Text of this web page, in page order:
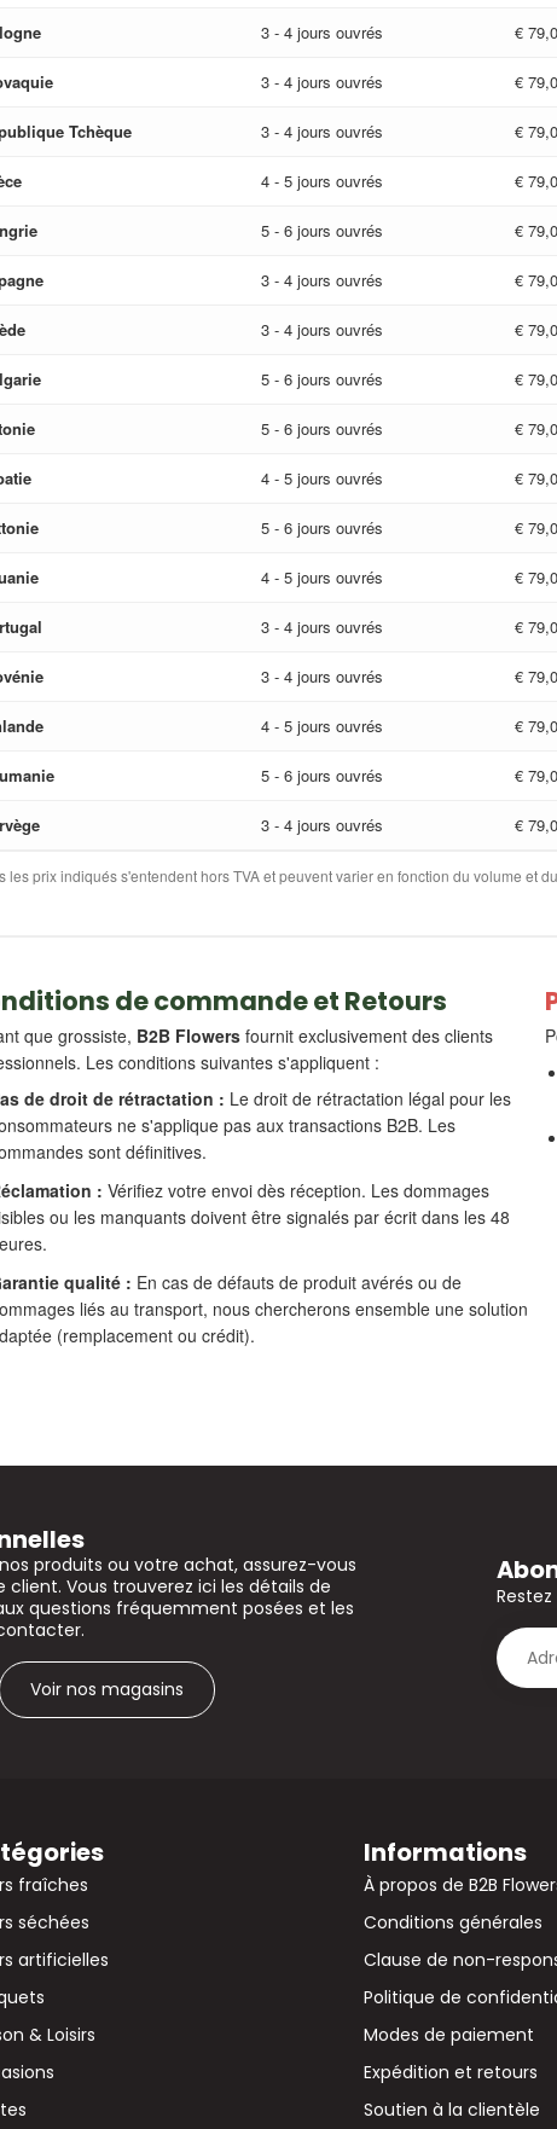
3 - 4 jours ouvrés €
3 - 4 jours ouvrés €
Tchèque 3 - 4 jours ouvrés €
4 - 5 jours ouvrés €
5 - 6 jours ouvrés €
3 - 4 jours ouvrés €
3 - 4 jours ouvrés €
5 - 6 jours ouvrés €
5 - 6 jours ouvrés €
4 - 5 jours ouvrés €
5 - 6 jours ouvrés €
4 - 5 jours ouvrés €
3 - 4 jours ouvrés €
3 - 4 jours ouvrés €
4 - 5 jours ouvrés €
5 - 6 jours ouvrés €
3 - 4 jours ouvrés €
les prix indiqués s'entendent hors TVA et peuvent varier en fonction du volume et
de commande et Retours
que grossiste, B2B Flowers fournit exclusivement des clients
Les conditions suivantes s'appliquent :
de droit de rétractation : Le droit de rétractation légal pour les
ne s'applique pas aux transactions B2B. Les
sont définitives.
: Vérifiez votre envoi dès réception. Les dommages
ou les manquants doivent être signalés par écrit dans les 48
qualité : En cas de défauts de produit avérés ou de
liés au transport, nous chercherons ensemble une solution
(remplacement ou crédit).
produits ou votre achat, assurez-vous
Vous trouverez ici les détails de
questions fréquemment posées et les
Voir nos magasins
fraîches
séchées
artificielles
& Loisirs
Informations
À propos de B2B
Conditions générales
Clause de non-
Politique de
Modes de paiement
Expédition et retours
Soutien à la clientèle